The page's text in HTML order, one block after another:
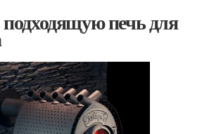
печь для